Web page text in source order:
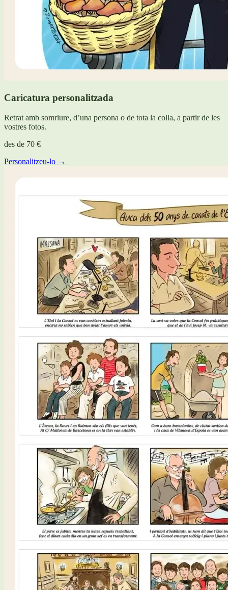
Caricatura personalitzada
Retrat amb somriure, d’una persona o de tota la colla, a partir de les
vostres fotos.
des de 70 €
Personalitzeu-lo →